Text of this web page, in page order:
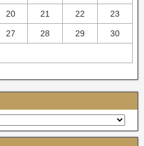
20 21 22 23
27 28 29 30